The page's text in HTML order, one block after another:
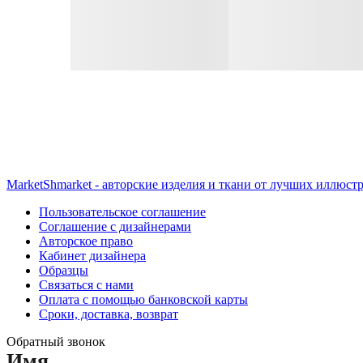
MarketShmarket - авторские изделия и ткани от лучших
Пользовательское соглашение
Соглашение с дизайнерами
Авторское право
Кабинет дизайнера
Образцы
Связаться с нами
Оплата с помощью банковской карты
Сроки, доставка, возврат
Обратный звонок